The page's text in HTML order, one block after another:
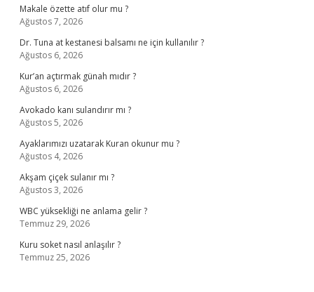
Makale özette atıf olur mu ?
Ağustos 7, 2026
Dr. Tuna at kestanesi balsamı ne için kullanılır ?
Ağustos 6, 2026
Kur’an açtırmak günah mıdır ?
Ağustos 6, 2026
Avokado kanı sulandırır mı ?
Ağustos 5, 2026
Ayaklarımızı uzatarak Kuran okunur mu ?
Ağustos 4, 2026
Akşam çiçek sulanır mı ?
Ağustos 3, 2026
WBC yüksekliği ne anlama gelir ?
Temmuz 29, 2026
Kuru soket nasıl anlaşılır ?
Temmuz 25, 2026